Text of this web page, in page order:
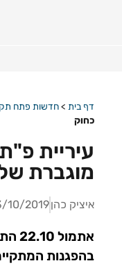
דף בית >חדשות פתח
כחוק
עיריית
מוגברת
איציק כהן10/2019
בהפגנות